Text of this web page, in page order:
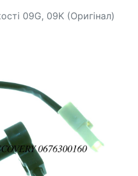
09G, 09K (Оригінал)